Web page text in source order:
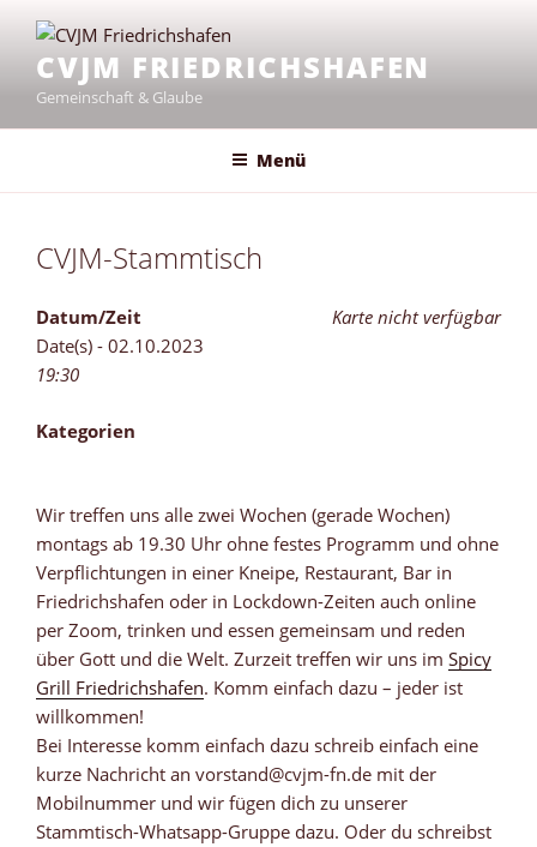
Inhalt
springenCVJM FRIEDRICHSHAFEN
Gemeinschaft & Glaube
Menü
CVJM-Stammtisch
Karte nicht verfügbar
Datum/Zeit
Date(s) - 02.10.2023
19:30
Kategorien
Wir treffen uns alle zwei Wochen (gerade Wochen)
montags ab 19.30 Uhr ohne festes Programm und ohne
Verpflichtungen in einer Kneipe, Restaurant, Bar in
Friedrichshafen oder in Lockdown-Zeiten auch online
per Zoom, trinken und essen gemeinsam und reden
über Gott und die Welt. Zurzeit treffen wir uns im Spicy
Grill Friedrichshafen. Komm einfach dazu – jeder ist
willkommen!
Bei Interesse komm einfach dazu schreib einfach eine
kurze Nachricht an vorstand@cvjm-fn.de mit der
Mobilnummer und wir fügen dich zu unserer
Stammtisch-Whatsapp-Gruppe dazu. Oder du schreibst